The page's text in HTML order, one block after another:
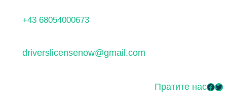
+43 68054000673
driverslicensenow@gmail.com
Пратите насFacebook Twitter